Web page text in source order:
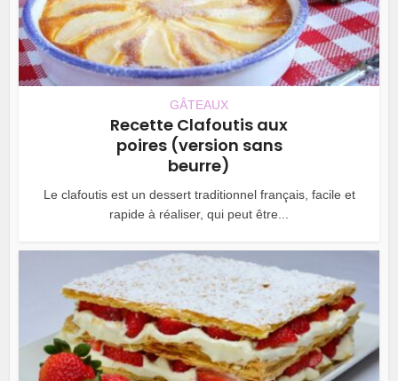
GÂTEAUX
Recette Clafoutis aux
poires (version sans
beurre)
Le clafoutis est un dessert traditionnel français, facile et
rapide à réaliser, qui peut être...